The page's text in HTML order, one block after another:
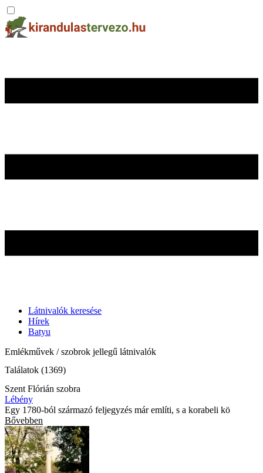
Látnivalók keresése
Hírek
Batyu
Emlékművek / szobrok jellegű látnivalók
Találatok (1369)
Szent Flórián szobra
Lébény
Egy 1780-ból származó feljegyzés már említi, s a korabeli kö
Bővebben